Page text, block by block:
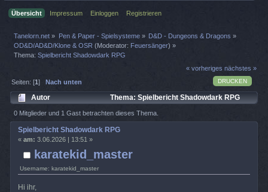
Übersicht Impressum Einloggen Registrieren
Tanelorn.net » Pen & Paper - Spielsysteme» D&D - Dungeons & Dragons »
OD&D/AD&D/Klone & OSR (Moderator: Feuersänger) »
Thema:Spielbericht Shadowdark RPG
« vorheriges nächstes »
DRUCKEN
Seiten: [1]Nach unten
Autor
Thema: Spielbericht Shadowdark RPG
(Gelesen 676 mal)
0 Mitglieder und 1 Gast betrachten dieses Thema.
karatekid_master
Username: karatekid_master
Spielbericht Shadowdark RPG
« am: 3.06.2026 | 13:51 »
Hi ihr,